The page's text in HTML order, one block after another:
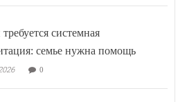
системная
семье нужна помощь
0